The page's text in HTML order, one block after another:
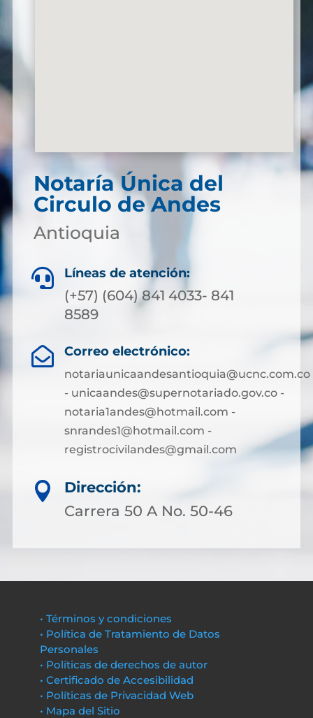
Notaría Única del
Circulo de Andes
Antioquia
 Líneas de atención:
(+57) (604) 841 4033- 841
8589
 Correo electrónico:
notariaunicaandesantioquia@ucnc.com.co
- unicaandes@supernotariado.gov.co -
notaria1andes@hotmail.com -
snrandes1@hotmail.com -
registrocivilandes@gmail.com

Dirección:
Carrera 50 A No. 50-46
• Términos y condiciones
• Política de Tratamiento de Datos
Personales
• Políticas de derechos de autor
• Certificado de Accesibilidad
• Políticas de Privacidad Web
• Mapa del Sitio